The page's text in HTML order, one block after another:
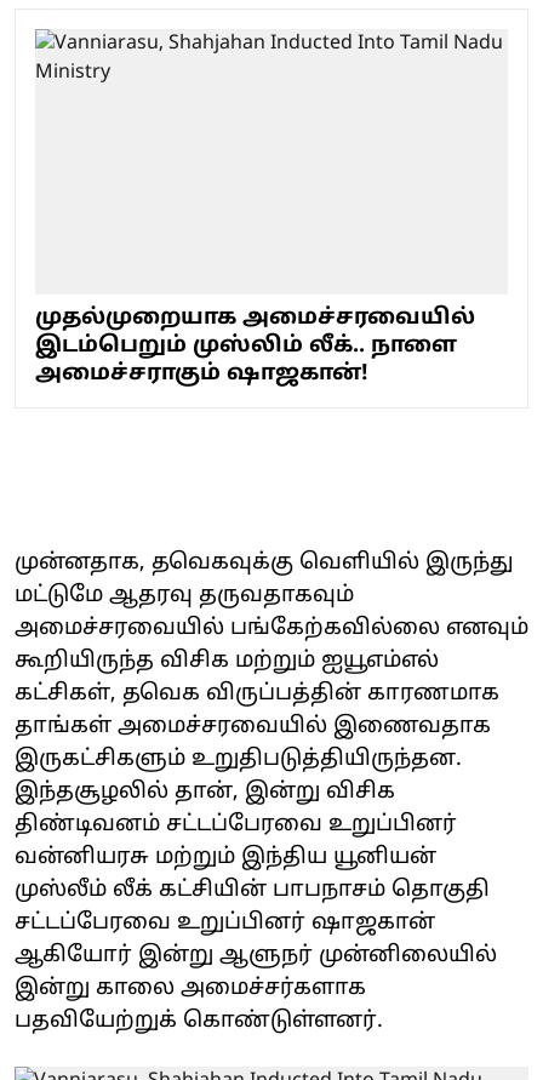
முதல்முறையாக அமைச்சரவையில்
இடம்பெறும் முஸ்லிம் லீக்.. நாளை
அமைச்சராகும் ஷாஜகான்!
முன்னதாக, தவெகவுக்கு வெளியில் இருந்து
மட்டுமே ஆதரவு தருவதாகவும்
அமைச்சரவையில் பங்கேற்கவில்லை எனவும்
கூறியிருந்த விசிக மற்றும் ஐயூஎம்எல்
கட்சிகள், தவெக விருப்பத்தின் காரணமாக
தாங்கள் அமைச்சரவையில் இணைவதாக
இருகட்சிகளும் உறுதிபடுத்தியிருந்தன.
இந்தசூழலில் தான், இன்று விசிக
திண்டிவனம் சட்டப்பேரவை உறுப்பினர்
வன்னியரசு மற்றும் இந்திய யூனியன்
முஸ்லீம் லீக் கட்சியின் பாபநாசம் தொகுதி
சட்டப்பேரவை உறுப்பினர் ஷாஜகான்
ஆகியோர் இன்று ஆளுநர் முன்னிலையில்
இன்று காலை அமைச்சர்களாக
பதவியேற்றுக் கொண்டுள்ளனர்.